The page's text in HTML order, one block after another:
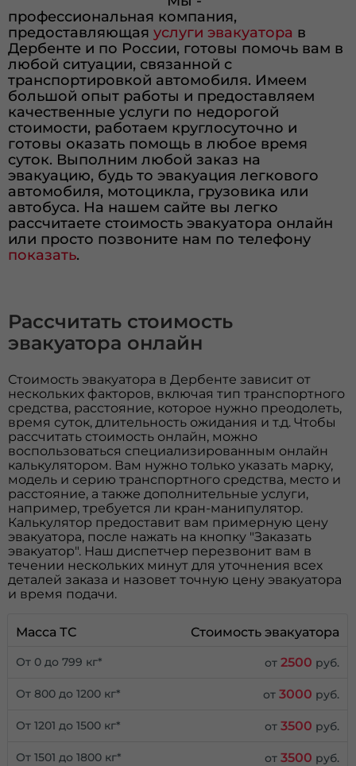
профессиональная компания,
предоставляющаяуслуги эвакуатора в
Дербенте и по России, готовы помочь вам в
любой ситуации, связанной с
транспортировкой автомобиля. Имеем
большой опыт работы и предоставляем
качественные услуги по недорогой
стоимости, работаем круглосуточно и
готовы оказать помощь в любое время
суток. Выполним любой заказ на
эвакуацию, будь то эвакуация легкового
автомобиля, мотоцикла, грузовика или
автобуса. На нашем сайте вы легко
рассчитаете стоимость эвакуатора онлайн
или просто позвоните нам по телефону
показать.
Рассчитать стоимость
эвакуатора онлайн
Стоимость эвакуатора в Дербенте зависит от
нескольких факторов, включая тип транспортного
средства, расстояние, которое нужно преодолеть,
время суток, длительность ожидания и т.д. Чтобы
рассчитать стоимость онлайн, можно
воспользоваться специализированным онлайн
калькулятором. Вам нужно только указать марку,
модель и серию транспортного средства, место и
расстояние, а также дополнительные услуги,
например, требуется ли кран-манипулятор.
Калькулятор предоставит вам примерную цену
эвакуатора, после нажать на кнопку "Заказать
эвакуатор". Наш диспетчер перезвонит вам в
течении нескольких минут для уточнения всех
деталей заказа и назовет точную цену эвакуатора
и время подачи.
Масса ТС Стоимость эвакуатора
От 0 до 799 кг* от2500 руб.
От 800 до 1200 кг* от3000 руб.
От 1201 до 1500 кг* от3500 руб.
От 1501 до 1800 кг* от3500 руб.